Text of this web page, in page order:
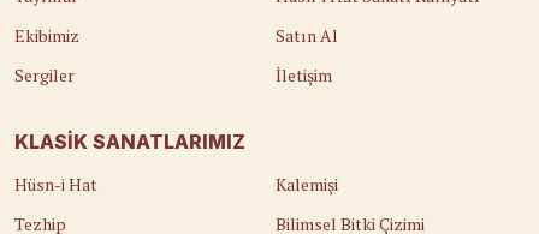
Ekibimiz
Sergiler
Satın Al
İletişim
KLASIK SANATLARIMIZ
Hüsn-i Hat
Tezhip
Kalemişi
Bilimsel Bitki Çizimi